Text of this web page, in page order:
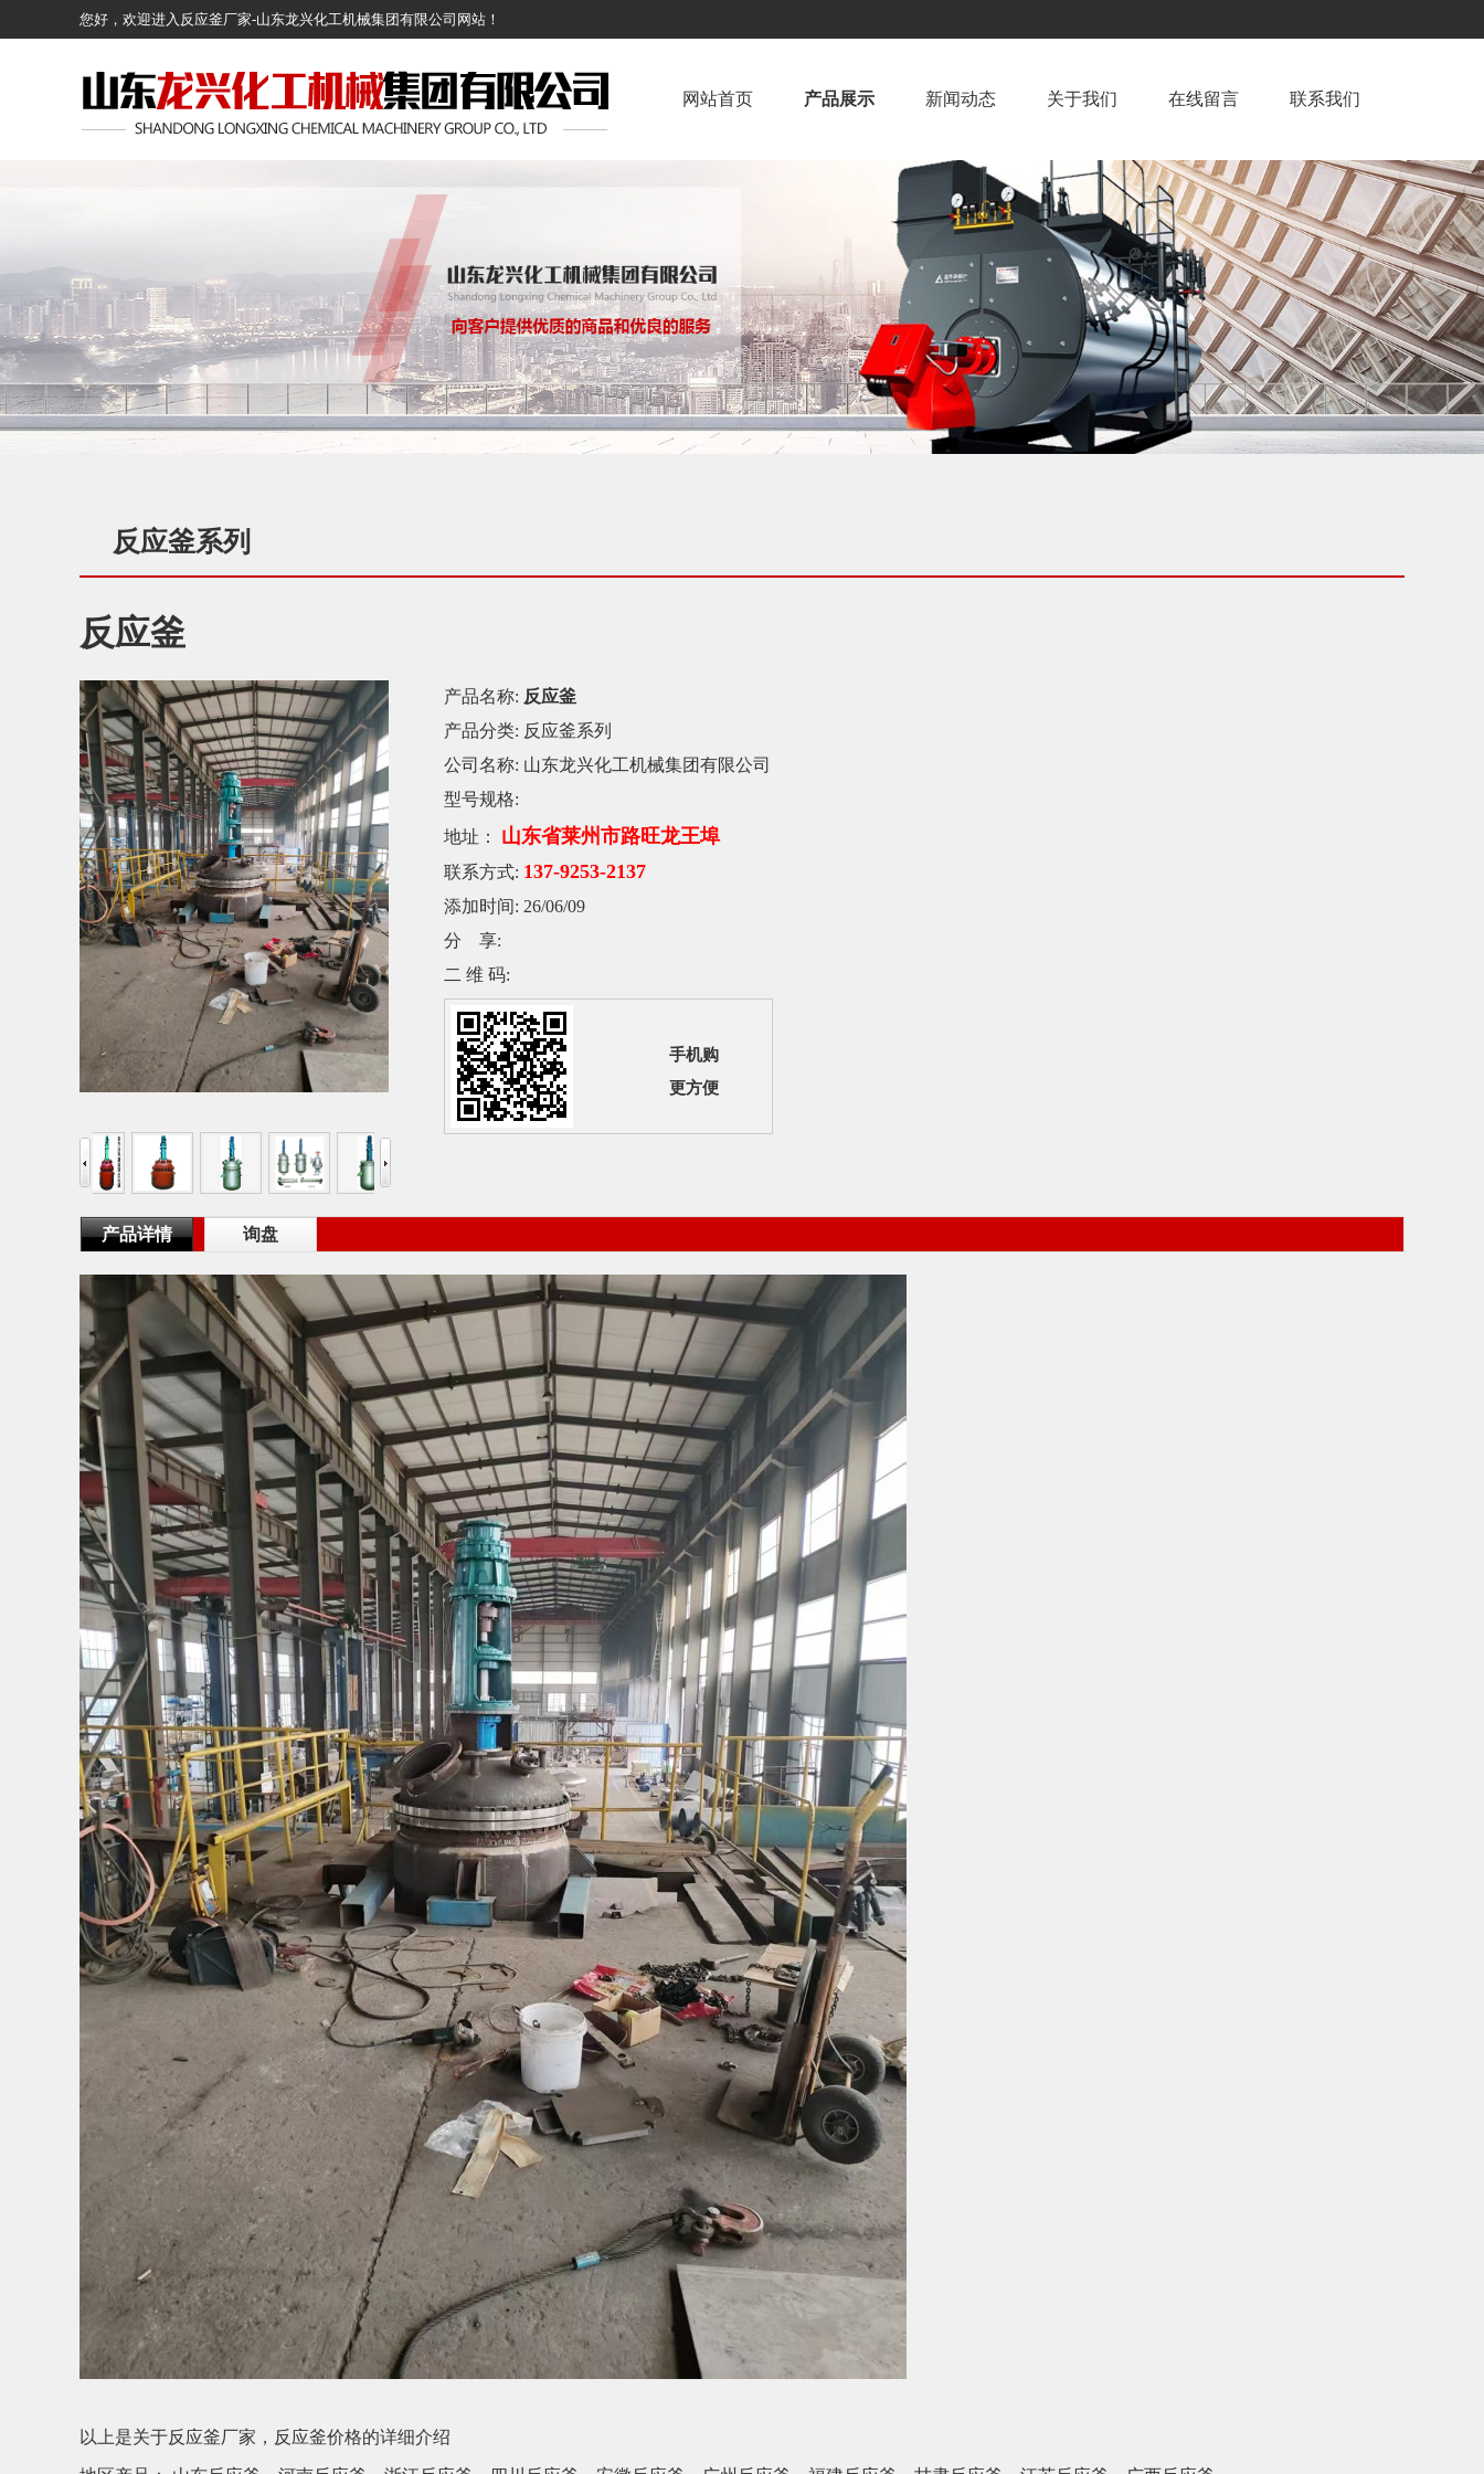
您好，欢迎进入反应釜厂家-山东龙兴化工机械集团有限公司网站！
网站首页 产品展示 新闻动态 关于我们 在线留言 联系我们
反应釜系列
反应釜
产品名称: 反应釜
产品分类: 反应釜系列
公司名称: 山东龙兴化工机械集团有限公司
型号规格:
地址：
山东省莱州市路旺龙王埠
联系方式: 137-9253-2137
添加时间: 26/06/09
分 享:
二 维 码:
手机购
更方便
产品详情 询盘
以上是关于反应釜厂家，反应釜价格的详细介绍